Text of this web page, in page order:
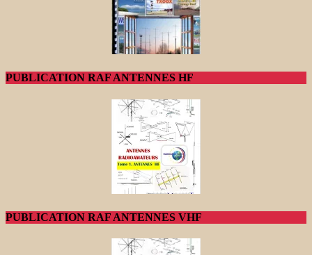
PUBLICATION RAF ANTENNES HF
PUBLICATION RAF ANTENNES VHF